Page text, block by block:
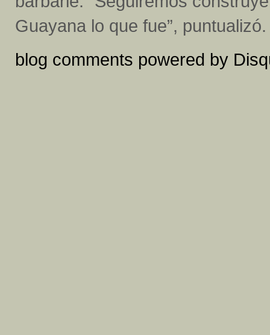
Guayana lo que fue”, puntualizó.
blog comments powered by